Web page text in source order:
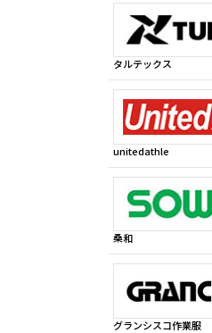
タルテックス
unitedathle
桑和
グランシスコ作業服